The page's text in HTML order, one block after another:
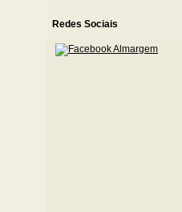
Redes Sociais